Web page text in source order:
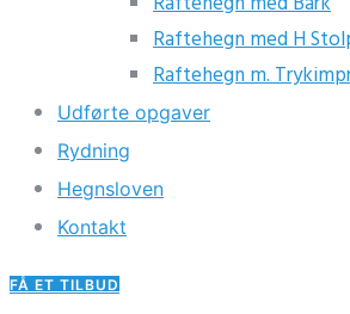
Raftehegn med H
Raftehegn m.
Udførte opgaver
Rydning
Hegnsloven
Kontakt
FÅ ET TILBUD